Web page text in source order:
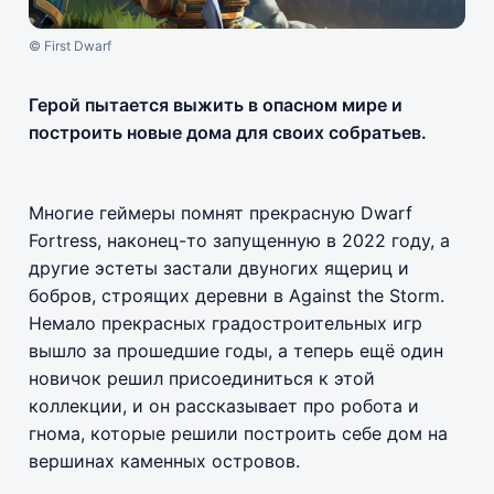
© First Dwarf
Герой пытается выжить в опасном мире и
построить новые дома для своих собратьев.
Многие геймеры помнят прекрасную Dwarf
Fortress, наконец-то запущенную в 2022 году, а
другие эстеты застали двуногих ящериц и
бобров, строящих деревни в Against the Storm.
Немало прекрасных градостроительных игр
вышло за прошедшие годы, а теперь ещё один
новичок решил присоединиться к этой
коллекции, и он рассказывает про робота и
гнома, которые решили построить себе дом на
вершинах каменных островов.